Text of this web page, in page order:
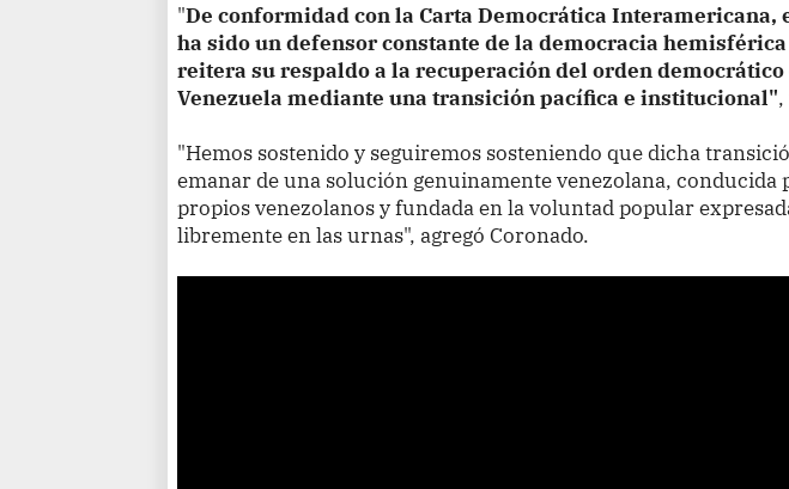
"De conformidad con la Carta Democrática Interamericana,
ha sido un defensor constante de la democracia
reitera su respaldo a la recuperación del orden democrático
Venezuela mediante una transición pacífica e institucional"
"Hemos sostenido y seguiremos sosteniendo que dicha
emanar de una solución genuinamente venezolana, conducida
propios venezolanos y fundada en la voluntad popular
libremente en las urnas", agregó Coronado.